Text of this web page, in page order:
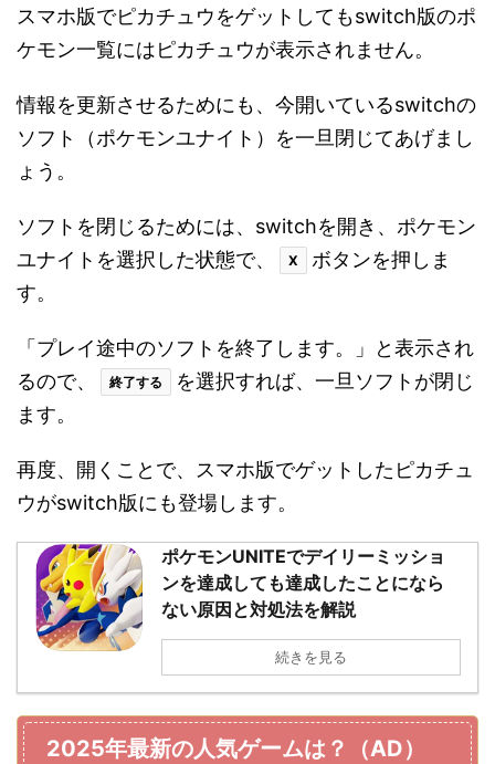
スマホ版でピカチュウをゲットしてもswitch版のポ
ケモン一覧にはピカチュウが表示されません。
情報を更新させるためにも、今開いているswitchの
ソフト（ポケモンユナイト）を一旦閉じてあげまし
ょう。
ソフトを閉じるためには、switchを開き、ポケモン
ユナイトを選択した状態で、
X
ボタンを押しま
す。
「プレイ途中のソフトを終了します。」と表示され
るので、
終了する
を選択すれば、一旦ソフトが閉じ
ます。
再度、開くことで、スマホ版でゲットしたピカチュ
ウがswitch版にも登場します。
ポケモンUNITEでデイリーミッショ
ンを達成しても達成したことになら
ない原因と対処法を解説
続きを見る
2025年最新の人気ゲームは？（AD）